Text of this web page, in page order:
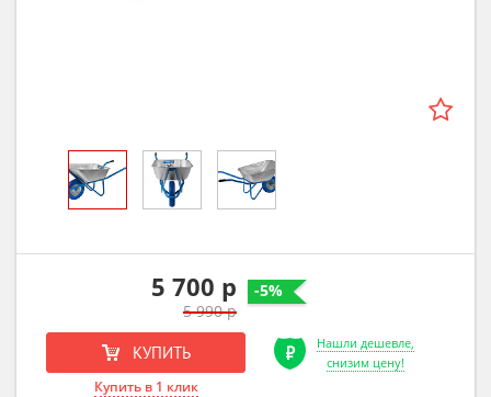
5 700 р
5 990 р
КУПИТЬ
Купить в 1 клик
Нашли дешевле,
снизим цену!
-5%